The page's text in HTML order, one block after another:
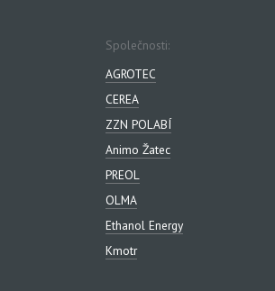
Společnosti:
AGROTEC
CEREA
ZZN POLABÍ
Animo Žatec
PREOL
OLMA
Ethanol Energy
Kmotr